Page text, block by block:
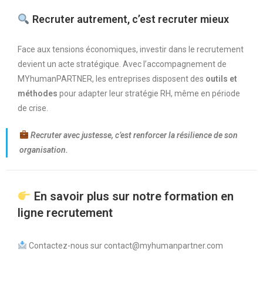
Recruter autrement, c’est recruter mieux
Face aux tensions économiques, investir dans le recrutement
devient un acte stratégique. Avec l’accompagnement de
MYhumanPARTNER, les entreprises disposent des outils et
méthodes pour adapter leur stratégie RH, même en période
de crise.
Recruter avec justesse, c’est renforcer la résilience de son
organisation.
En savoir plus sur notre formation en
ligne recrutement
Contactez-nous sur contact@myhumanpartner.com